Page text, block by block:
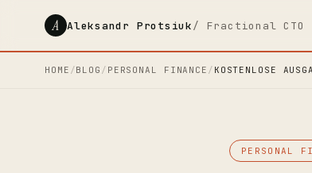
A Aleksandr Protsiuk/ Fractional CTO
HOME /BLOG / PERSONAL FINANCE / KOSTENLOSE
PERSONAL